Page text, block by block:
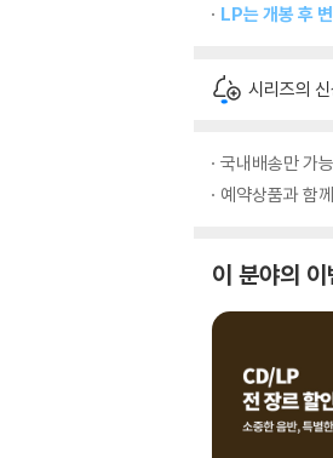
LP는 개봉 후
시리즈의
국내배송만 가능
예약상품과 함
이 분야의 이